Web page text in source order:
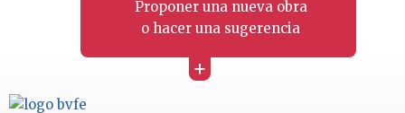
Proponer una nueva obra
o hacer una sugerencia
+